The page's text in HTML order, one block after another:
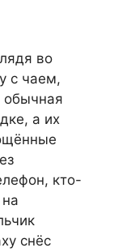
во
с чаем,
обычная
а их
кто-
снёс